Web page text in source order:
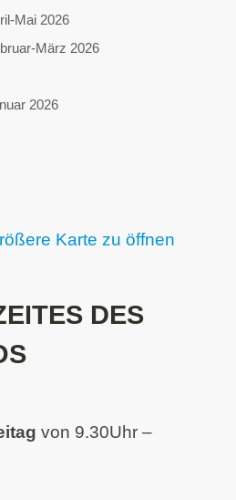
Mai 2026
März 2026
2026
DES
von 9.30Uhr –